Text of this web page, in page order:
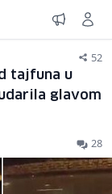
52
tajfuna u
glavom
28